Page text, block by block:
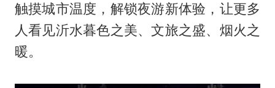
触摸城市温度，解锁夜游新体验，让更多
人看见沂水暮色之美、文旅之盛、烟火之
暖。